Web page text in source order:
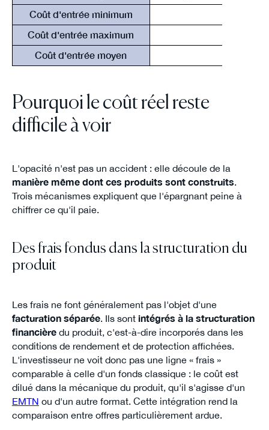
Coût d'entrée minimum
Coût d'entrée maximum
Coût d'entrée moyen
Pourquoi le coût réel reste
difficile à voir
L'opacité n'est pas un accident : elle découle de la
manière même dont ces produits sont construits.
Trois mécanismes expliquent que l'épargnant peine à
chiffrer ce qu'il paie.
Des frais fondus dans la structuration du
produit
Les frais ne font généralement pas l'objet d'une
facturation séparée. Ils sont intégrés à la structuration
financièredu produit, c'est-à-dire incorporés dans les
conditions de rendement et de protection affichées.
L'investisseur ne voit donc pas une ligne « frais »
comparable à celle d'un fonds classique : le coût est
dilué dans la mécanique du produit, qu'il s'agisse d'un
EMTN ou d'un autre format. Cette intégration rend la
comparaison entre offres particulièrement ardue.